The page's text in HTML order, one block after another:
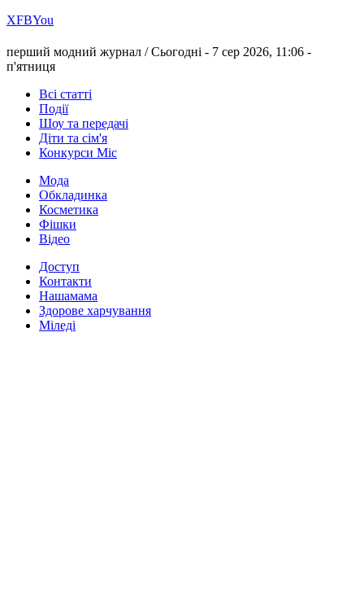
ХFBYou
перший модний журнал /Сьогодні - 7 сер 2026, 11:06 -
п'ятниця
Всі статті
Події
Шоу та передачі
Діти та сім'я
Конкурси Міс
Мода
Обкладинка
Косметика
Фішки
Відео
Доступ
Контакти
Нашамама
Здорове харчування
Міледі